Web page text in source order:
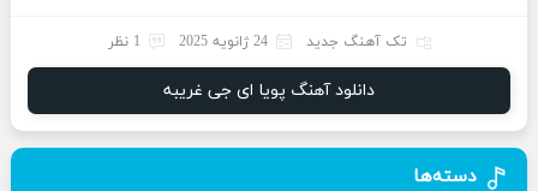
تک آهنگ جدید 24 ژانویه 2025 1 نظر
دانلود آهنگ پویا ای جی غریبه
دسته‌ها